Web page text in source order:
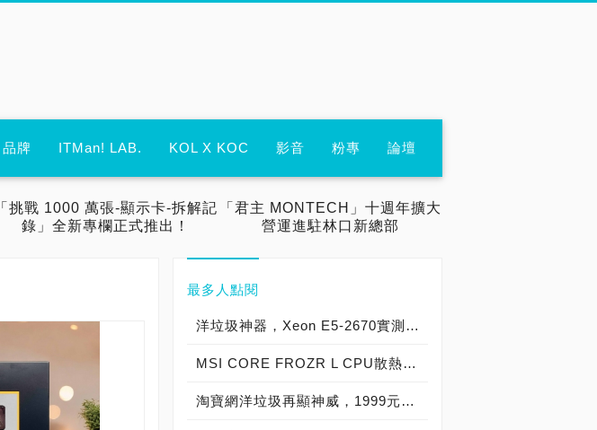
品牌 ITMan! LAB. KOL X KOC 影音 粉專 論壇
「挑戰 1000 萬張-顯示卡-拆解記
錄」全新專欄正式推出！
「君主 MONTECH」十週年擴大
營運進駐林口新總部
最多人點閱
洋垃圾神器，Xeon E5-2670實測開箱大作戰！
MSI CORE FROZR L CPU散熱器實測開箱，微星電競產品再添新兵
淘寶網洋垃圾再顯神威，1999元買到8核心16執行緒Xeon E5-2670神器級處理器！